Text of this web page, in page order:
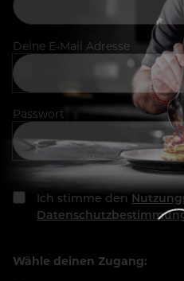
Deine E-Mail Adresse
Passwort
Ich stimme den
Wähle deinen Zugang: